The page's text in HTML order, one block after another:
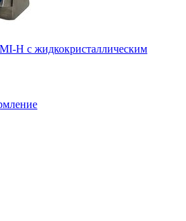
H с жидкокристаллическим